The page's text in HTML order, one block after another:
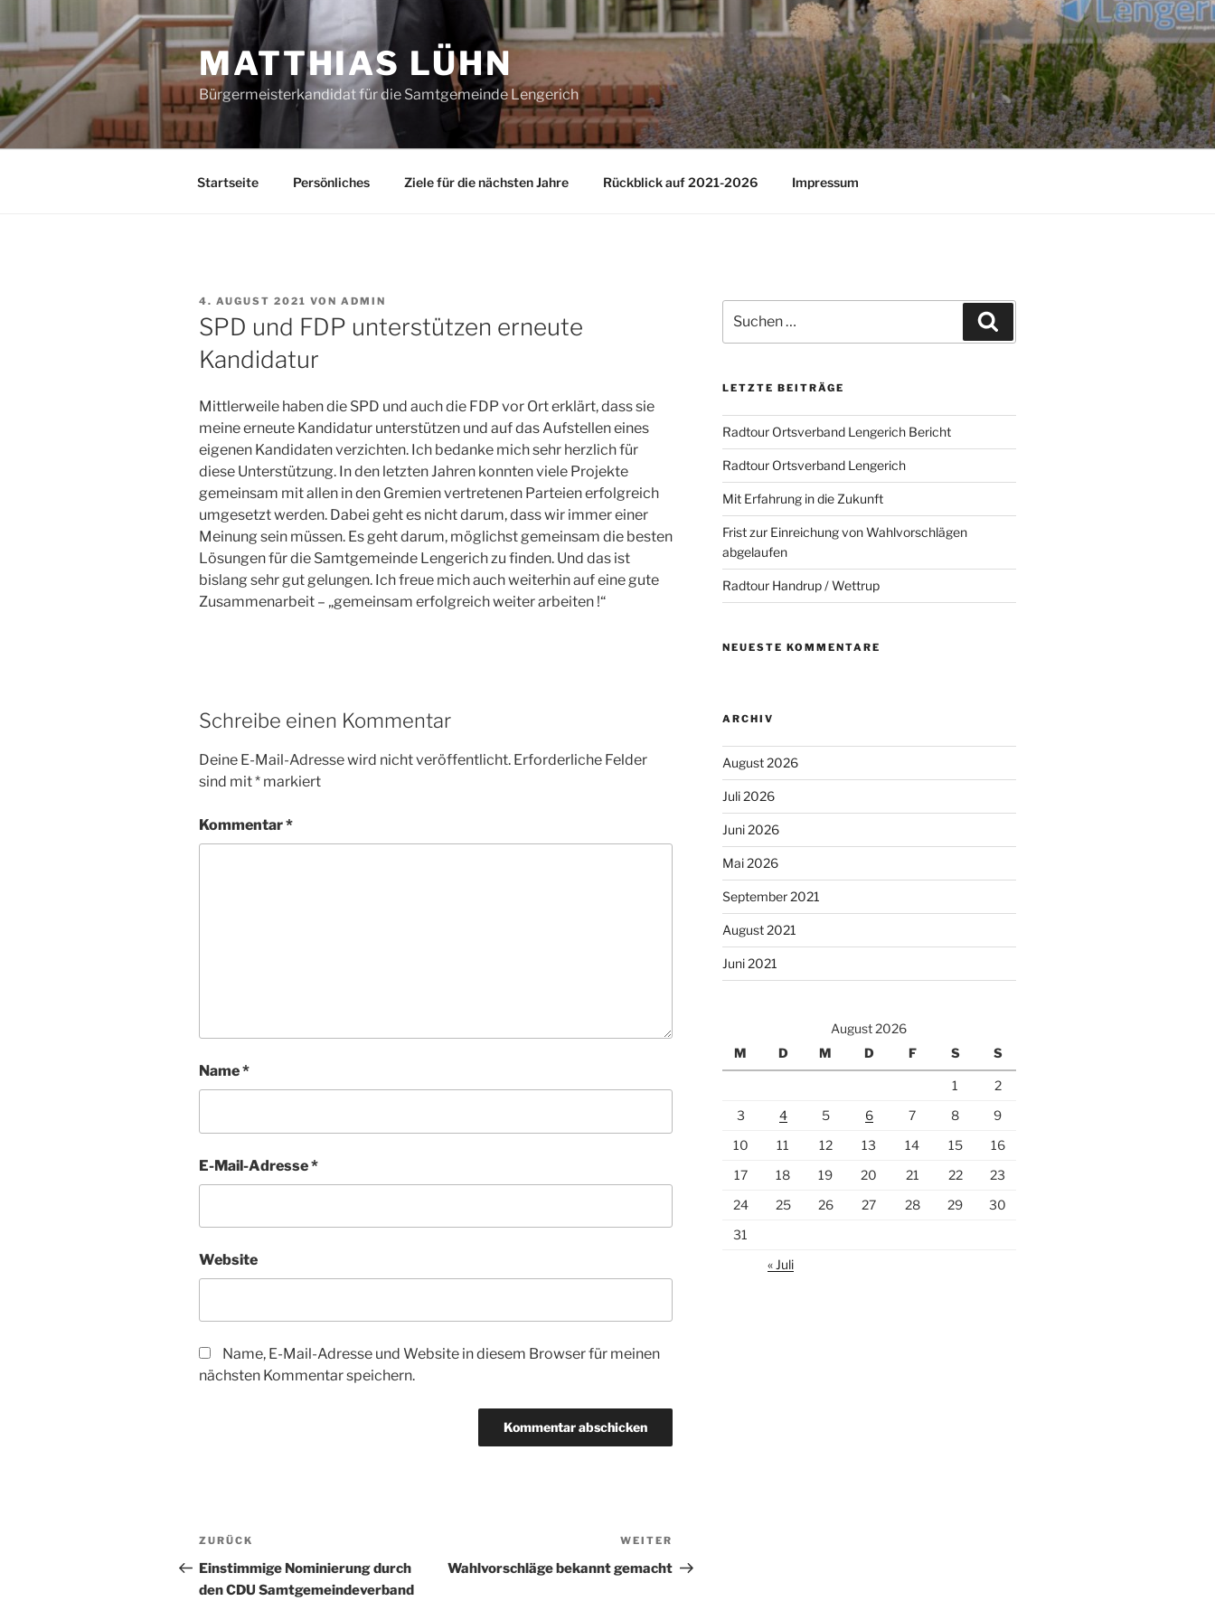
Inhalt
springen
MATTHIAS LÜHN
Bürgermeisterkandidat für die Samtgemeinde Lengerich
Startseite Persönliches Ziele für die nächsten Jahre Rückblick auf 2021-2026 Impressum
VERÖFFENTLICHT
AM
4. AUGUST 2021 VON ADMIN
SPD und FDP unterstützen erneute
Kandidatur
Mittlerweile haben die SPD und auch die FDP vor Ort erklärt, dass sie
meine erneute Kandidatur unterstützen und auf das Aufstellen eines
eigenen Kandidaten verzichten. Ich bedanke mich sehr herzlich für
diese Unterstützung. In den letzten Jahren konnten viele Projekte
gemeinsam mit allen in den Gremien vertretenen Parteien erfolgreich
umgesetzt werden. Dabei geht es nicht darum, dass wir immer einer
Meinung sein müssen. Es geht darum, möglichst gemeinsam die besten
Lösungen für die Samtgemeinde Lengerich zu finden. Und das ist
bislang sehr gut gelungen. Ich freue mich auch weiterhin auf eine gute
Zusammenarbeit – „gemeinsam erfolgreich weiter arbeiten !“
Schreibe einen Kommentar
Deine E-Mail-Adresse wird nicht veröffentlicht. Erforderliche Felder
sind mit* markiert
Kommentar*
Name*
E-Mail-Adresse*
Website
Name, E-Mail-Adresse und Website in diesem Browser für meinen
nächsten Kommentar speichern.
Beitragsnavigation
Vorheriger
Beitrag
ZURÜCK
Einstimmige Nominierung durch
den CDU Samtgemeindeverband
Beitrag
WEITER
Wahlvorschläge bekannt gemacht
nach:
LETZTE BEITRÄGE
Radtour Ortsverband Lengerich Bericht
Radtour Ortsverband Lengerich
Mit Erfahrung in die Zukunft
Frist zur Einreichung von Wahlvorschlägen
abgelaufen
Radtour Handrup / Wettrup
NEUESTE KOMMENTARE
ARCHIV
August 2026
Juli 2026
Juni 2026
Mai 2026
September 2021
August 2021
Juni 2021
August 2026
M
D M D F S S
1
2
3
4 5 6 7 8
9
10
11 12 13 14 15
16
17
18 19 20 21 22
23
24
25 26 27 28 29
30
31
« Juli